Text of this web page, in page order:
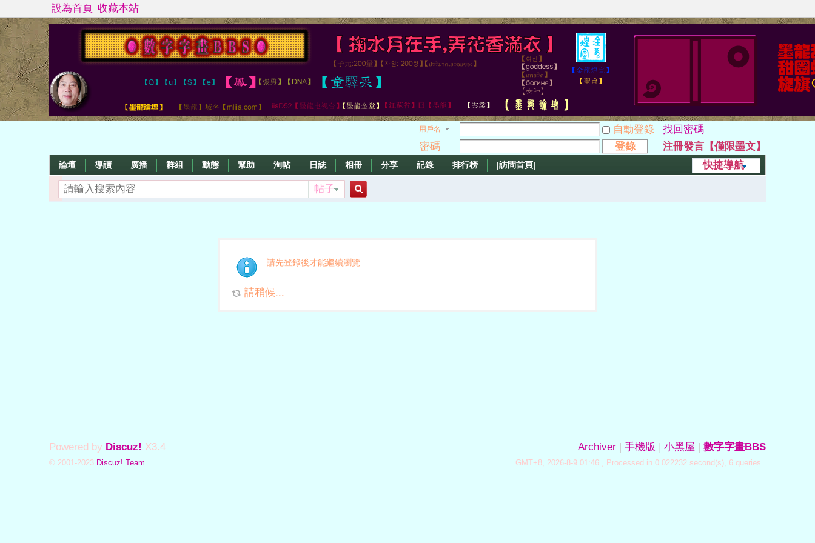
設為首頁 收藏本站
用戶名 自動登錄
找回密碼
密碼
登錄
注冊發言【僅限墨文】
快捷導航
論壇 導讀 廣播 群組 動態 幫助 淘帖 日誌 相冊 分享 記錄 排行榜 |訪問首頁|
帖子
索
請先登錄後才能繼續瀏覽
請稍候...
Archiver | 手機版 | 小黑屋 | 數字字畫BBS
GMT+8, 2026-8-9 01:46 , Processed in 0.022232 second(s), 6 queries .
Powered by Discuz! X3.4
© 2001-2023 Discuz! Team.